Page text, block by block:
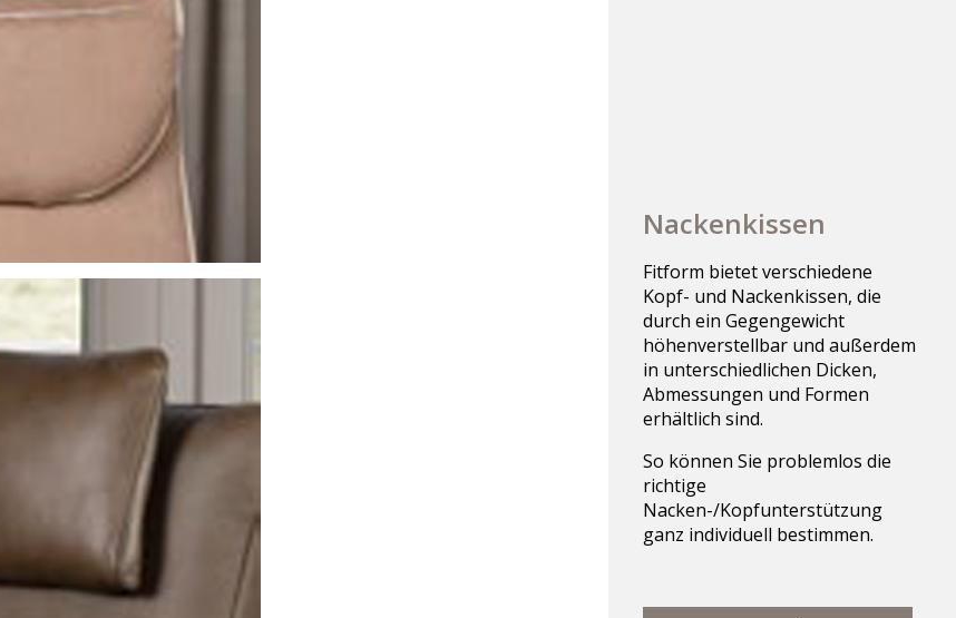
Nackenkissen
Fitform bietet verschiedene
Kopf- und Nackenkissen, die
durch ein Gegengewicht
höhenverstellbar und außerdem
in unterschiedlichen Dicken,
Abmessungen und Formen
erhältlich sind.
So können Sie problemlos die
richtige
Nacken-/Kopfunterstützung
ganz individuell bestimmen.